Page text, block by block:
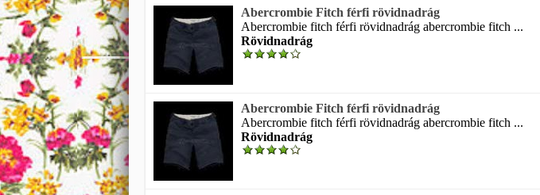
Abercrombie Fitch férfi rövidnadrág
Abercrombie fitch férfi rövidnadrág abercrombie fitch ...
Rövidnadrág
Abercrombie Fitch férfi rövidnadrág
Abercrombie fitch férfi rövidnadrág abercrombie fitch ...
Rövidnadrág